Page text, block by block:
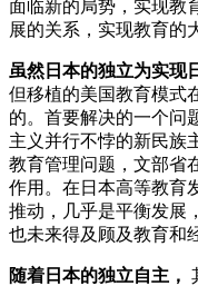
面临新的局势，实现教
展的关系，实现教育的
虽然日本的独立为实现
但移植的美国教育模式
的。首要解决的一个问
主义并行不悖的新民族
教育管理问题，文部省
作用。在日本高等教育
推动，几乎是平衡发展
也未来得及顾及教育和
随着日本的独立自主，